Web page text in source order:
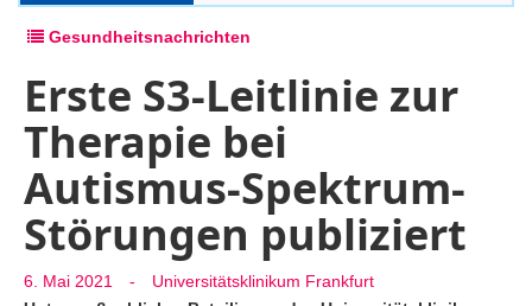
Gesundheitsnachrichten
Erste S3-Leitlinie zur
Therapie bei
Autismus-Spektrum-
Störungen publiziert
6. Mai 2021 -
Universitätsklinikum Frankfurt